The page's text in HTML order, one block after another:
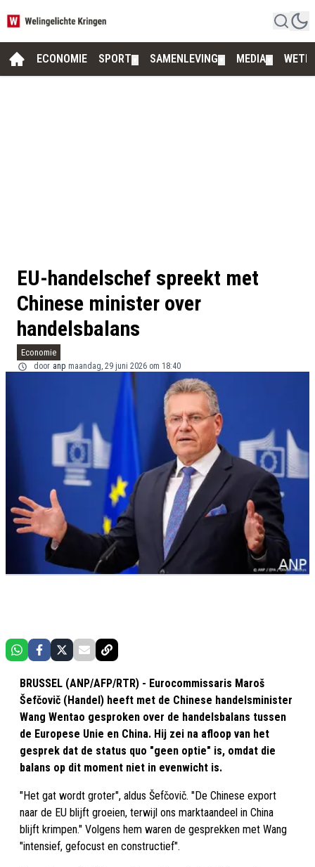
ECONOMIE SPORT SAMENLEVING MEDIA
EU-handelschef spreekt met
Chinese minister over
handelsbalans
Economie
door anp maandag, 29 juni 2026 om 18:40
BRUSSEL (ANP/AFP/RTR) - Eurocommissaris Maroš
Šefčovič (Handel) heeft met de Chinese handelsminister
Wang Wentao gesproken over de handelsbalans tussen
de Europese Unie en China. Hij zei na afloop van het
gesprek dat de status quo "geen optie" is, omdat die
balans op dit moment niet in evenwicht is.
"Het gat wordt groter", aldus Šefčovič. "De Chinese export
naar de EU blijft groeien, terwijl ons marktaandeel in China
blijft krimpen." Volgens hem waren de gesprekken met Wang
"intensief, gefocust en constructief".